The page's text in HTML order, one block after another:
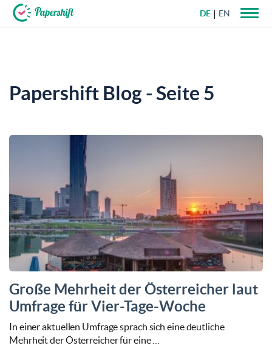
DE EN
Papershift Blog - Seite 5
Große Mehrheit der Österreicher laut
Umfrage für Vier-Tage-Woche
In einer aktuellen Umfrage sprach sich eine deutliche
Mehrheit der Österreicher für eine …